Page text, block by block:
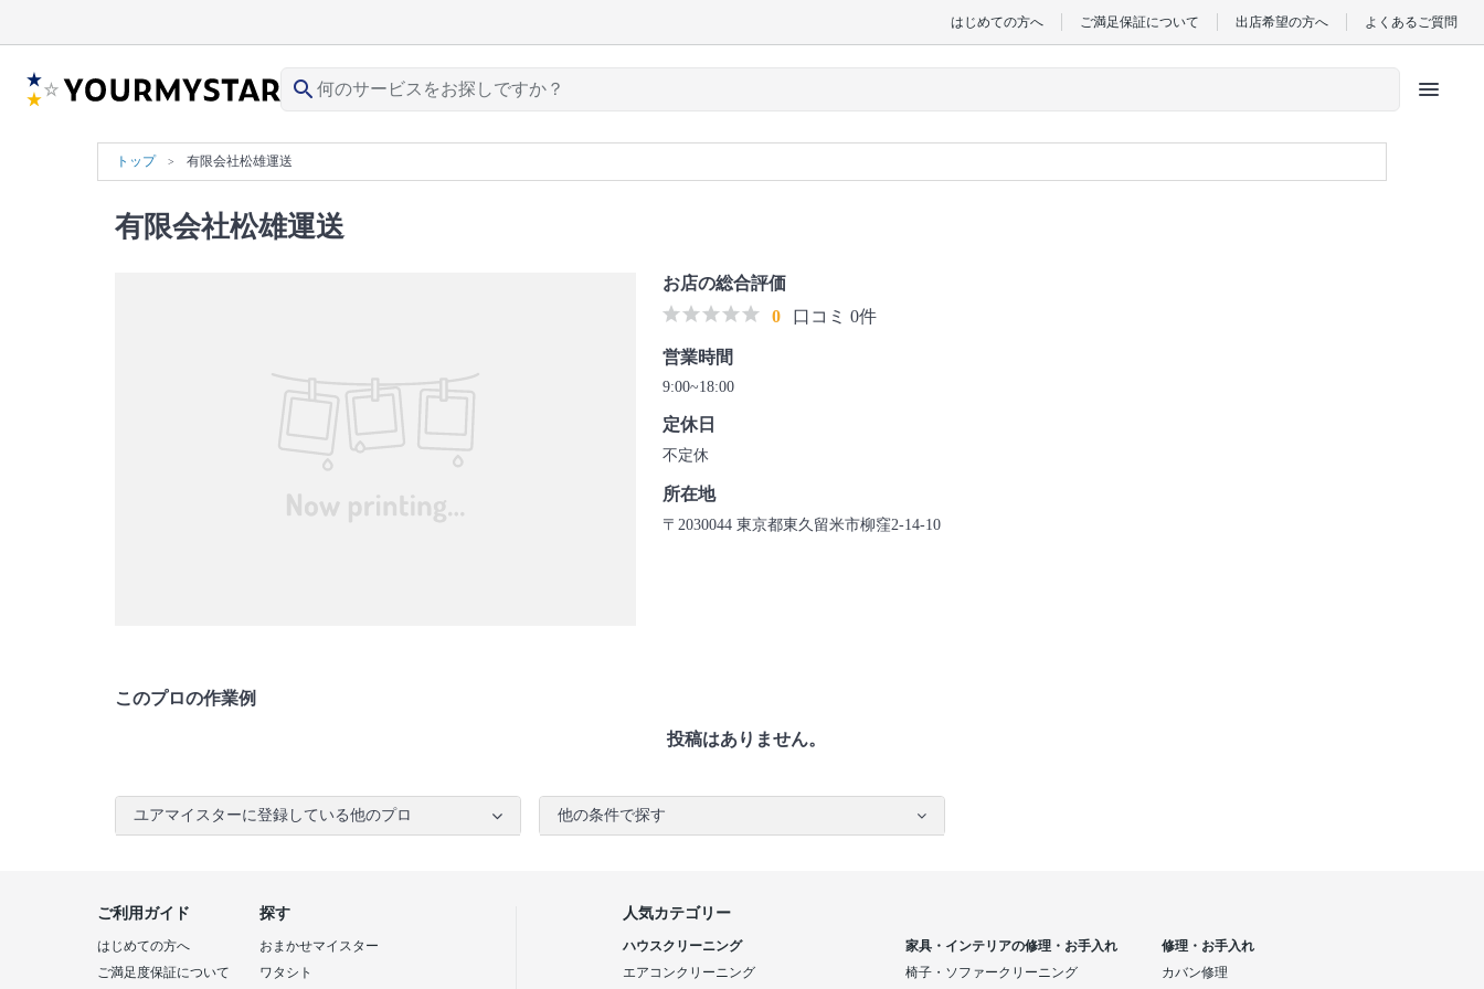
はじめての方へ ご満足保証について 出店希望の方へ よくあるご質問
search menu
トップ 有限会社松雄運送
有限会社松雄運送
お店の総合評価
0
口コミ 0件
営業時間
9:00~18:00
定休日
不定休
所在地
〒2030044 東京都東久留米市柳窪2-14-10
このプロの作業例
投稿はありません。
ユアマイスターに登録している他のプロ 他の条件で探す
探す
おまかせマイスター
ワタシト
ご利用ガイド
はじめての方へ
ご満足度保証について
人気カテゴリー
ハウスクリーニング
エアコンクリーニング
家具・インテリアの修理・お手入れ
椅子・ソファークリーニング
修理・お手入れ
カバン修理